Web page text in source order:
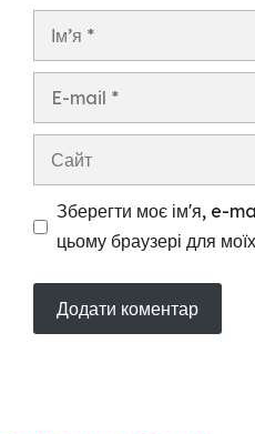
Ім’я
Сайт
Зберегти моє ім'я, e-
цьому браузері для